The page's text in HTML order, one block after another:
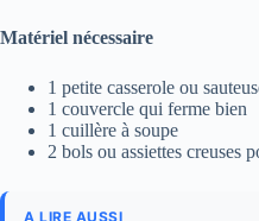
Matériel nécessaire
1 petite casserole ou
1 couvercle qui ferme bien
1 cuillère à soupe
2 bols ou assiettes creuses
A LIRE AUSSI